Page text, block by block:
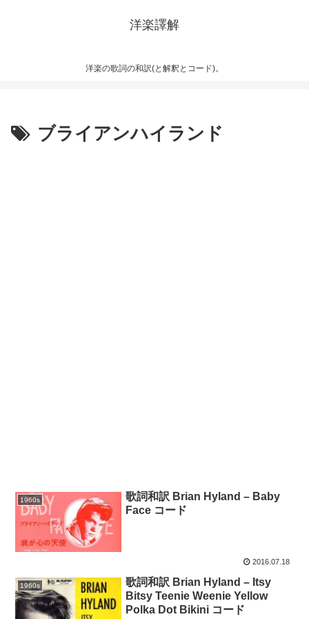
洋楽譯解
洋楽の歌詞の和訳(と解釈とコード)。
ブライアンハイランド
1960s
歌詞和訳 Brian Hyland – Baby
Face コード
2016.07.18
1960s
歌詞和訳 Brian Hyland – Itsy
Bitsy Teenie Weenie Yellow
Polka Dot Bikini コード